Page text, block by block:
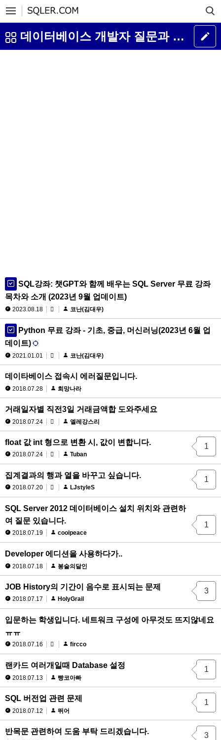
데이터베이스 개발자 질문과 답변 게시판
SQL강좌: 챗GPT와 함께 배우는 SQL Server 무료 강좌
목차와 소개 (2023년 9월 업데이트)
2023.08.18 코난(김대우)
Python 무료 강좌 - 기초, 중급, 머신러닝(2023년 6월 업
데이트)
2021.01.01 코난(김대우)
데이타베이스 접속시 에러질문입니다.
2018.07.28 희망나라
거래일자별 직전3일 거래금액합 도와주세요
2018.07.24 엘레강스리
float 값 int 형으로 변환 시, 값이 변합니다.
2018.07.24 Tuban
1
집계결과의 행과 열을 바꾸고 싶습니다.
2018.07.20 LJstyleS
1
SQL Server 2012 데이터베이스 설치 위치와 관련하
여 질문 있습니다.
2018.07.19 coolpeace
1
Developer 에디션을 사용하다가..
2018.07.18 봉술의달인
JOB History의 기간이 음수로 표시되는 문제
2018.07.17 HolyGrail
3
입문하는 학생입니다. 네트워크 구성에 아무것도 뜨지않네요
ㅠㅠ
2018.07.16 fircco
랜카드 여러개일때 Database 설정
2018.07.13 빵코아빠
1
SQL 버전업 관련 문제
2018.07.12 뛰어
1
반목문 관련하여 도움 부탁 드리겠습니다. 3